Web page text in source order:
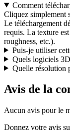
Comment
Cliquez simplement
Le téléchargement
requis. La texture
roughness, etc.).
Puis-je utiliser
Quels logiciels
Quelle résolution
Avis de la
Aucun avis pour le
Donnez votre avis